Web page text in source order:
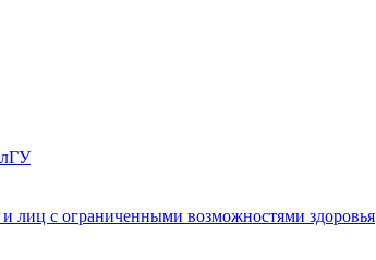
лиц с ограниченными возможностями здоровья